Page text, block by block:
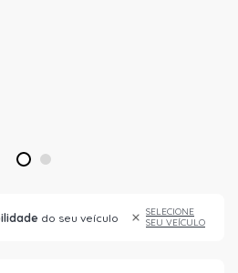
1 2
do seu veículo
SELECIONE
SEU VEÍCULO